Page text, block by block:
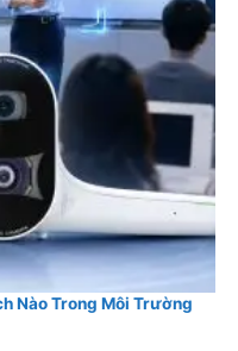
Nào Trong Môi Trường